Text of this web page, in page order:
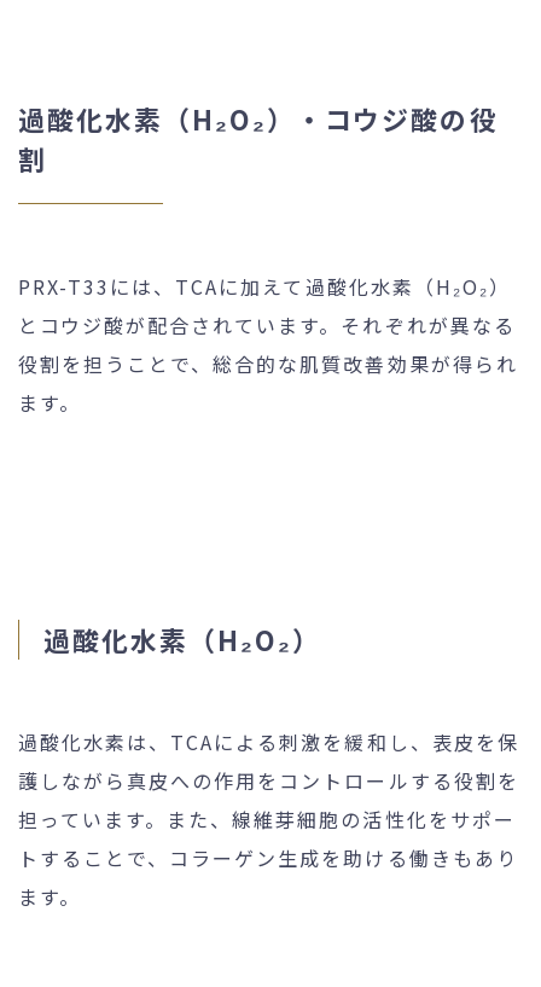
過酸化水素（H₂O₂）・コウジ酸の役
割
PRX-T33には、TCAに加えて過酸化水素（H₂O₂）
とコウジ酸が配合されています。それぞれが異なる
役割を担うことで、総合的な肌質改善効果が得られ
ます。
過酸化水素（H₂O₂）
過酸化水素は、TCAによる刺激を緩和し、表皮を保
護しながら真皮への作用をコントロールする役割を
担っています。また、線維芽細胞の活性化をサポー
トすることで、コラーゲン生成を助ける働きもあり
ます。